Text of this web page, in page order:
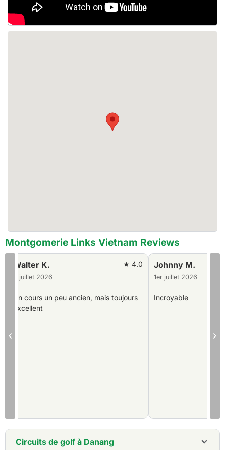
Montgomerie Links Vietnam Reviews
Walter K.
9 juillet 2026
★ 4.0
Un cours un peu ancien, mais toujours
excellent
Johnny M.
1er juillet 2026
Incroyable
Circuits de golf à Danang